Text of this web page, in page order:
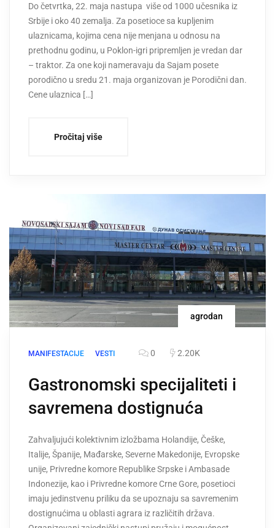
Do četvrtka, 22. maja nastupa više od 1000 učesnika iz
Srbije i oko 40 zemalja. Za posetioce sa kupljenim
ulaznicama, kojima cena nije menjana u odnosu na
prethodnu godinu, u Poklon-igri pripremljen je vredan dar
– traktor. Za one koji nameravaju da Sajam posete
porodično u sredu 21. maja organizovan je Porodični dan.
Cene ulaznica […]
Pročitaj više
agrodan
MANIFESTACIJE VESTI 0 2.20K
Gastronomski specijaliteti i
savremena dostignuća
Zahvaljujući kolektivnim izložbama Holandije, Češke,
Italije, Španije, Mađarske, Severne Makedonije, Evropske
unije, Privredne komore Republike Srpske i Ambasade
Indonezije, kao i Privredne komore Crne Gore, posetioci
imaju jedinstvenu priliku da se upoznaju sa savremenim
dostignućima u oblasti agrara iz različitih država.